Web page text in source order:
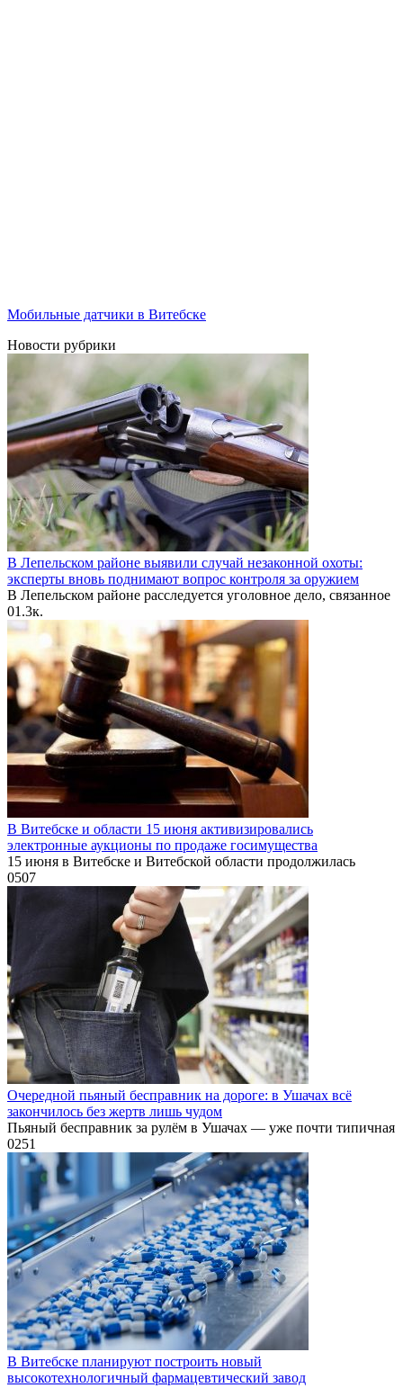
Мобильные датчики в Витебске
Новости рубрики
В Лепельском районе выявили случай незаконной охоты:
эксперты вновь поднимают вопрос контроля за оружием
В Лепельском районе расследуется уголовное дело, связанное
01.3к.
В Витебске и области 15 июня активизировались
электронные аукционы по продаже госимущества
15 июня в Витебске и Витебской области продолжилась
0507
Очередной пьяный бесправник на дороге: в Ушачах всё
закончилось без жертв лишь чудом
Пьяный бесправник за рулём в Ушачах — уже почти типичная
0251
В Витебске планируют построить новый
высокотехнологичный фармацевтический завод